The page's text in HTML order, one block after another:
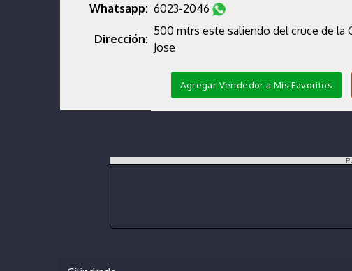
Whatsapp: 6023-2046
Dirección:
500 mtrs este saliendo del cruce de la
Jose
Agregar Vendedor a Mis Favoritos